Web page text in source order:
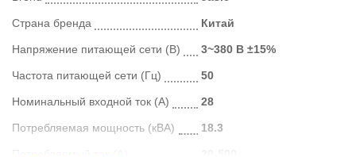
Страна бренда Китай
Напряжение питающей сети (В) 3~380 В ±15%
Частота питающей сети (Гц) 50
Номинальный входной ток (А) 28
Потребляемая мощность (кВА) 18.3